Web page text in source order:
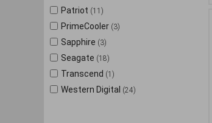
Patriot (11)
PrimeCooler (3)
Sapphire (3)
Seagate (18)
Transcend (1)
Western Digital (24)